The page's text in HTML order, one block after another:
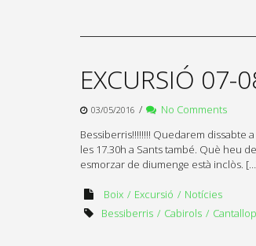
EXCURSIÓ
03/05/2016 /
No Comments
Bessiberris!!!!!!!! Quedarem dissabte
les 17.30h a Sants també. Què heu
esmorzar de diumenge està inclòs.
Boix Excursió
Notícies
Bessiberris
Cabirols